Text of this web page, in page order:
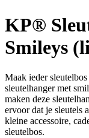
KP®
Smileys
Maak ieder
sleutelhanger met
maken deze
ervoor dat je sleutels
kleine accessoire,
sleutelbos.